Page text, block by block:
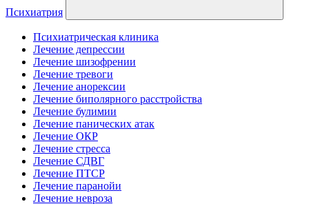
Психиатрия
Психиатрическая клиника
Лечение депрессии
Лечение шизофрении
Лечение тревоги
Лечение анорексии
Лечение биполярного расстройства
Лечение булимии
Лечение панических атак
Лечение ОКР
Лечение стресса
Лечение СДВГ
Лечение ПТСР
Лечение паранойи
Лечение невроза